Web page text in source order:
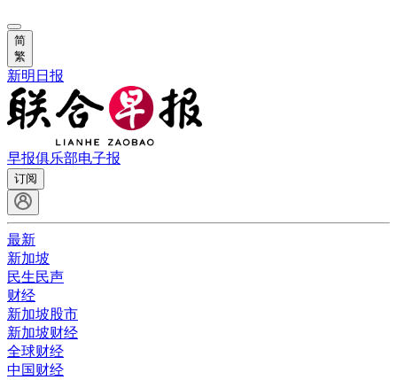
简
繁
新明日报
早报俱乐部电子报
订阅
最新
新加坡
民生民声
财经
新加坡股市
新加坡财经
全球财经
中国财经